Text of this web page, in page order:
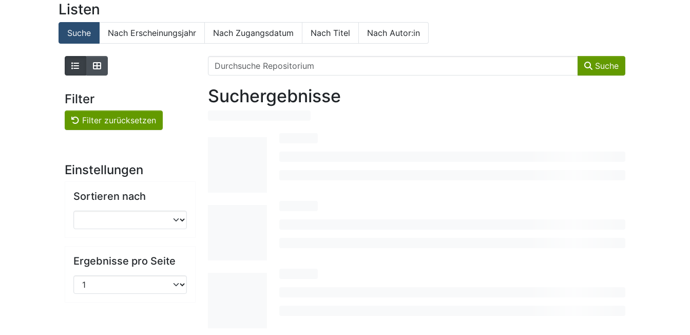
Listen
Suche Nach Erscheinungsjahr Nach Zugangsdatum Nach Titel Nach Autor:in
Filter
Filter zurücksetzen
Einstellungen
Sortieren nach
Ergebnisse pro Seite
Suche
Suchergebnisse